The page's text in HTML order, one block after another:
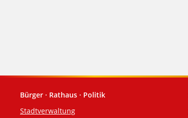
Fußzeile
Bürger · Rathaus · Politik
Stadtverwaltung